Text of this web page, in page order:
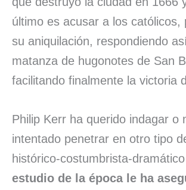
último es acusar a los católicos,
su aniquilación, respondiendo
matanza de hugonotes de San
facilitando finalmente la victoria
Philip Kerr ha querido indagar o
intentado penetrar en otro tipo
histórico-costumbrista-
estudio de la época le ha